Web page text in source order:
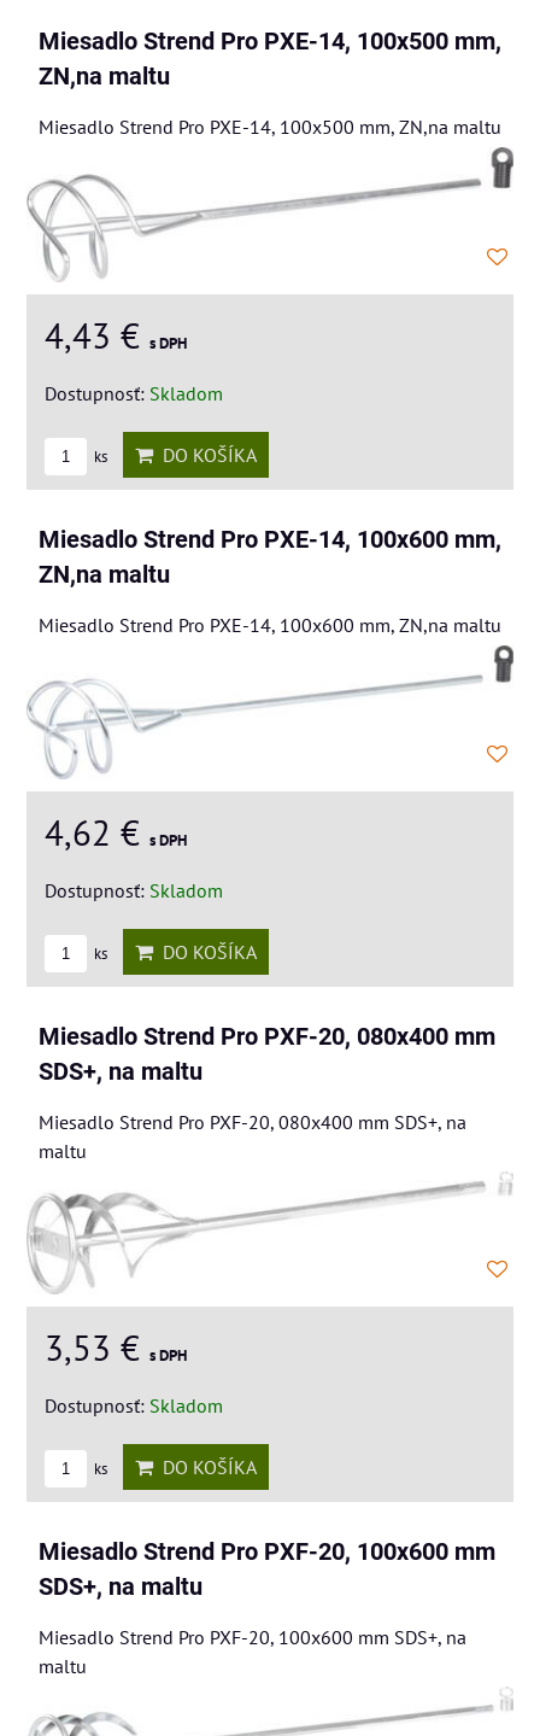
Miesadlo Strend Pro PXE-14, 100x500 mm,
ZN,na maltu
Miesadlo Strend Pro PXE-14, 100x500 mm, ZN,na maltu
4,43 € s DPH
Dostupnosť: Skladom
ks DO KOŠÍKA
Miesadlo Strend Pro PXE-14, 100x600 mm,
ZN,na maltu
Miesadlo Strend Pro PXE-14, 100x600 mm, ZN,na maltu
4,62 € s DPH
Dostupnosť: Skladom
ks DO KOŠÍKA
Miesadlo Strend Pro PXF-20, 080x400 mm
SDS+, na maltu
Miesadlo Strend Pro PXF-20, 080x400 mm SDS+, na
maltu
3,53 € s DPH
Dostupnosť: Skladom
ks DO KOŠÍKA
Miesadlo Strend Pro PXF-20, 100x600 mm
SDS+, na maltu
Miesadlo Strend Pro PXF-20, 100x600 mm SDS+, na
maltu